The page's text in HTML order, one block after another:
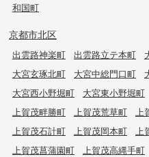
和国町
京都市北区
出雲路神楽町 出雲路立テ本町
大宮玄琢北町
大宮中総門口町
大宮西小野堀町
大宮東小野堀町
上賀茂畔勝町
上賀茂荒草町 上
上賀茂石計町
上賀茂岡本町 上
上賀茂菖蒲園町
上賀茂高縄手町